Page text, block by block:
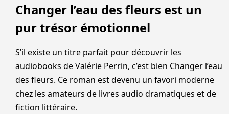
Changer l’eau des fleurs est un
pur trésor émotionnel
S’il existe un titre parfait pour découvrir les
audiobooks de Valérie Perrin, c’est bien Changer l’eau
des fleurs. Ce roman est devenu un favori moderne
chez les amateurs de livres audio dramatiques et de
fiction littéraire.